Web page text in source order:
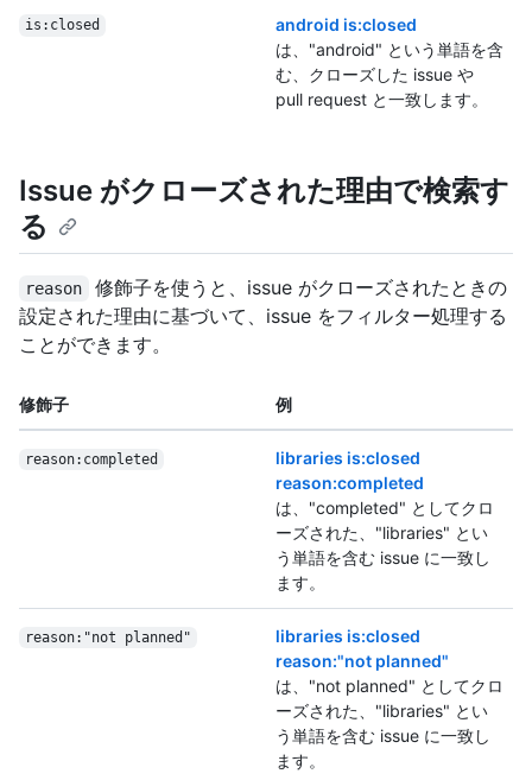
is:closed
android is:closed
は、"android" という単語を含
む、クローズした issue や
pull request と一致します。
Issue がクローズされた理由で検索す
る
reason
修飾子を使うと、issue がクローズされたときの
設定された理由に基づいて、issue をフィルター処理する
ことができます。
修飾子 例
reason:completed
libraries is:closed
reason:completed
は、"completed" としてクロ
ーズされた、"libraries" とい
う単語を含む issue に一致し
ます。
reason:"not planned"
libraries is:closed
reason:"not planned"
は、"not planned" としてクロ
ーズされた、"libraries" とい
う単語を含む issue に一致し
ます。